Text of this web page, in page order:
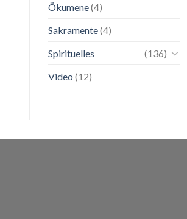
Ökumene(4)
Sakramente(4)
Spirituelles
(136)
Video (12)